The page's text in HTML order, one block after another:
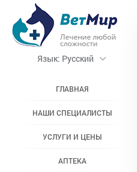
Язык: Русский
ГЛАВНАЯ
НАШИ СПЕЦИАЛИСТЫ
УСЛУГИ И ЦЕНЫ
АПТЕКА